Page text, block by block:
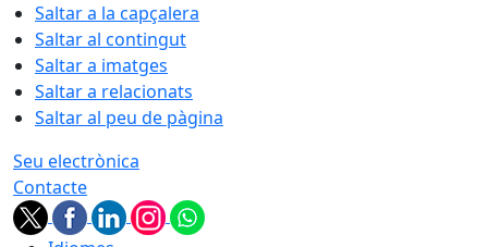
Saltar a la capçalera
Saltar al contingut
Saltar a imatges
Saltar a relacionats
Saltar al peu de pàgina
Seu electrònica
Contacte